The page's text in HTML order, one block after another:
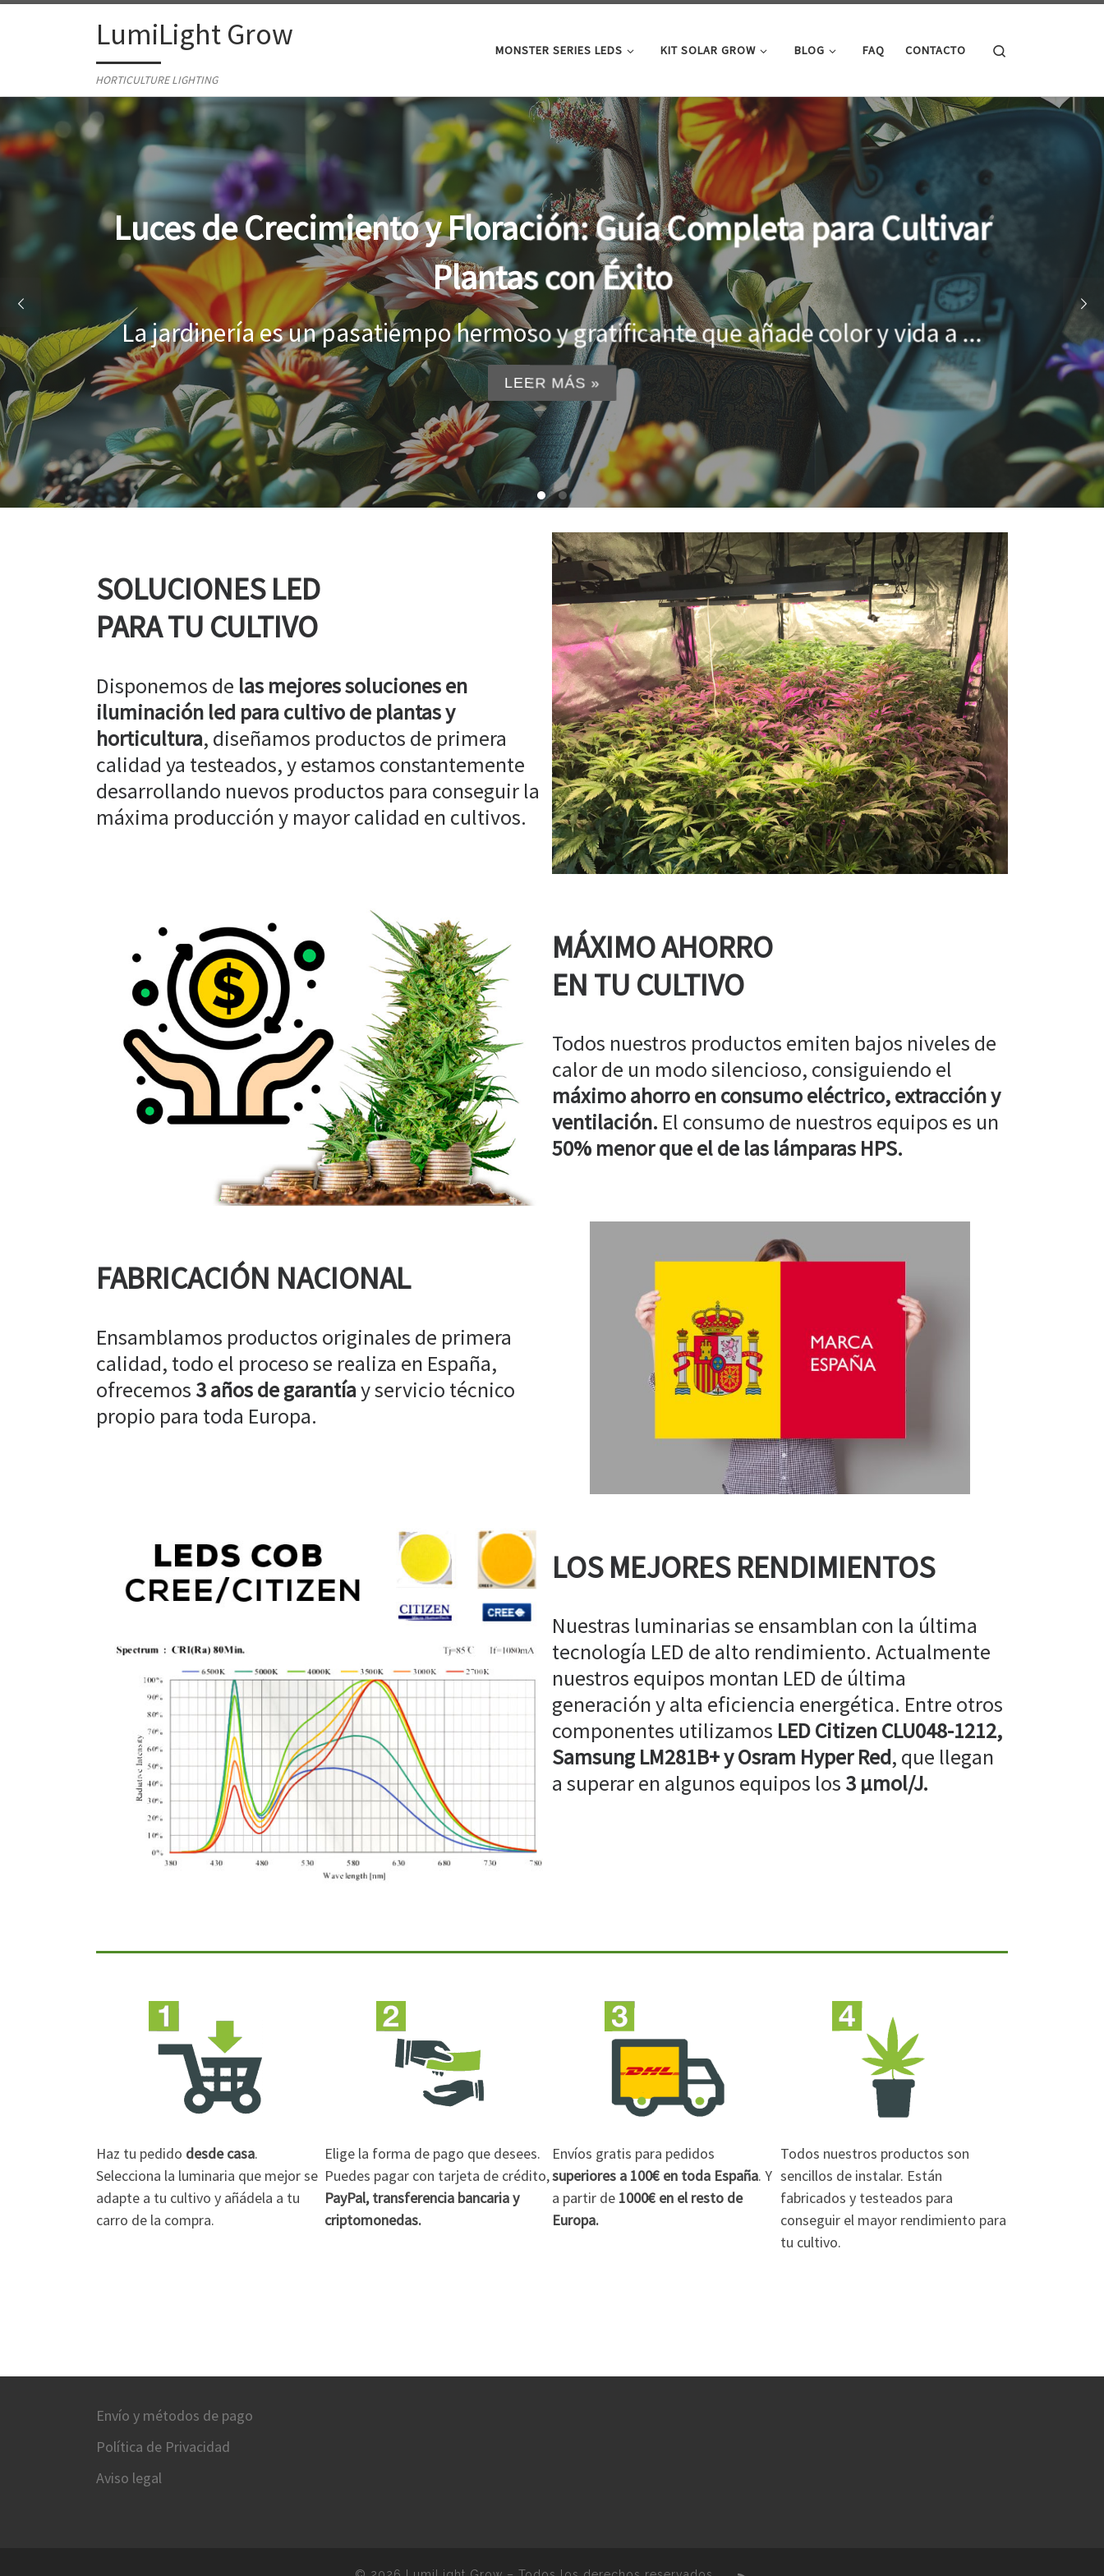
Skip to contentLumiLight Grow
HORTICULTURE LIGHTING
MONSTER SERIES LEDS KIT SOLAR GROW BLOG FAQ CONTACTO
Lámparas para indoor: la clave para un crecimiento óptimo de
tus plantas
Al cultivar plantas en el interior, es importante proporcionar el entorno adecuado
...
LEER MÁS »
SOLUCIONES LED
PARA TU CULTIVO
Disponemos de las mejores soluciones en
iluminación led para cultivo de plantas y
horticultura, diseñamos productos de primera
calidad ya testeados, y estamos constantemente
desarrollando nuevos productos para conseguir la
máxima producción y mayor calidad en cultivos.
MÁXIMO AHORRO
EN TU CULTIVO
Todos nuestros productos emiten bajos niveles de
calor de un modo silencioso, consiguiendo el
máximo ahorro en consumo eléctrico, extracción y
ventilación. El consumo de nuestros equipos es un
50% menor que el de las lámparas HPS.
FABRICACIÓN NACIONAL
Ensamblamos productos originales de primera
calidad, todo el proceso se realiza en España,
ofrecemos 3 años de garantíay servicio técnico
propio para toda Europa.
LOS MEJORES RENDIMIENTOS
Nuestras luminarias se ensamblan con la última
tecnología LED de alto rendimiento. Actualmente
nuestros equipos montan LED de última
generación y alta eficiencia energética. Entre otros
componentes utilizamos LED Citizen CLU048-1212,
Samsung LM281B+ y Osram Hyper Red, que llegan
a superar en algunos equipos los 3 µmol/J.
Haz tu pedido desde casa.
Selecciona la luminaria que mejor se
adapte a tu cultivo y añádela a tu
carro de la compra.
Elige la forma de pago que desees.
Puedes pagar con tarjeta de crédito,
PayPal, transferencia bancaria y
criptomonedas.
Envíos gratis para pedidos
superiores a 100€ en toda España. Y
a partir de 1000€ en el resto de
Europa.
Todos nuestros productos son
sencillos de instalar. Están
fabricados y testeados para
conseguir el mayor rendimiento para
tu cultivo.
Envío y métodos de pago
Política de Privacidad
Aviso legal